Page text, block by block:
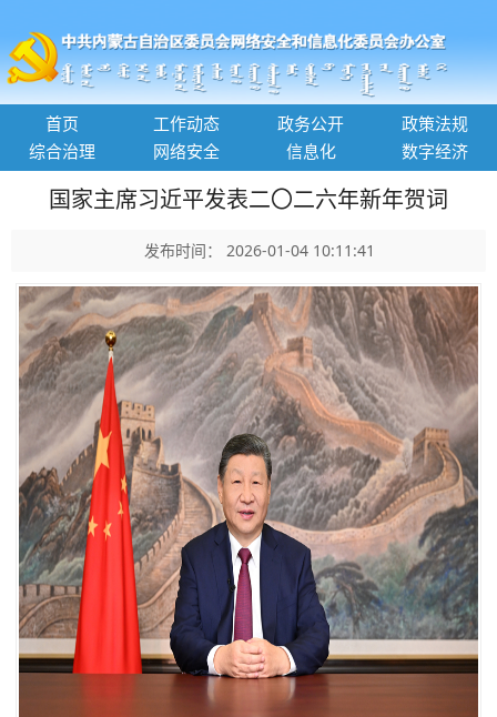
首页 工作动态 政务公开
政策法规
综合治理
网络安全 信息化 数字经济
国家主席习近平发表二〇二六年新年贺词
发布时间： 2026-01-04 10:11:41